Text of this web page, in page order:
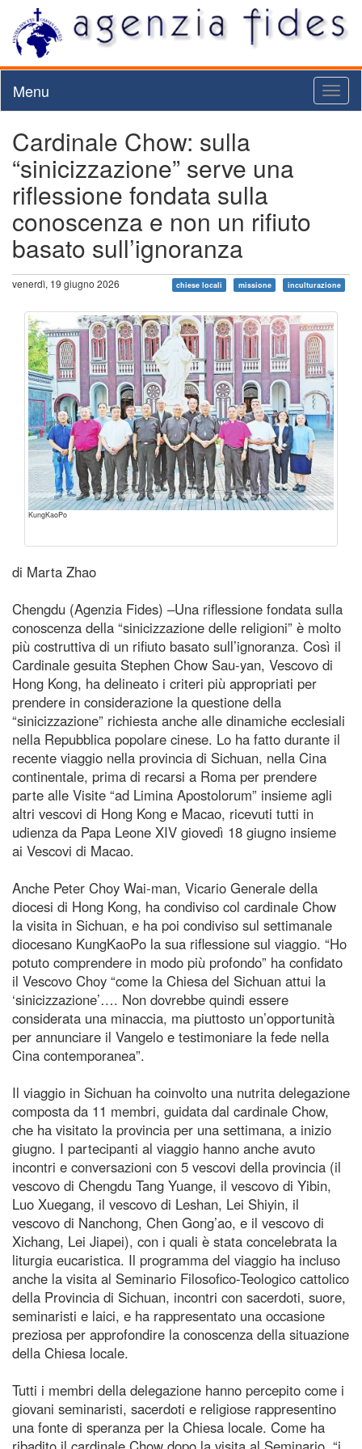
Menu
Cardinale Chow: sulla
“sinicizzazione” serve una
riflessione fondata sulla
conoscenza e non un rifiuto
basato sull’ignoranza
venerdì, 19 giugno 2026 chiese locali missione inculturazione
KungKaoPo
di Marta Zhao
Chengdu (Agenzia Fides) –Una riflessione fondata sulla
conoscenza della “sinicizzazione delle religioni” è molto
più costruttiva di un rifiuto basato sull’ignoranza. Così il
Cardinale gesuita Stephen Chow Sau-yan, Vescovo di
Hong Kong, ha delineato i criteri più appropriati per
prendere in considerazione la questione della
“sinicizzazione” richiesta anche alle dinamiche ecclesiali
nella Repubblica popolare cinese. Lo ha fatto durante il
recente viaggio nella provincia di Sichuan, nella Cina
continentale, prima di recarsi a Roma per prendere
parte alle Visite “ad Limina Apostolorum” insieme agli
altri vescovi di Hong Kong e Macao, ricevuti tutti in
udienza da Papa Leone XIV giovedì 18 giugno insieme
ai Vescovi di Macao.
Anche Peter Choy Wai-man, Vicario Generale della
diocesi di Hong Kong, ha condiviso col cardinale Chow
la visita in Sichuan, e ha poi condiviso sul settimanale
diocesano KungKaoPo la sua riflessione sul viaggio. “Ho
potuto comprendere in modo più profondo” ha confidato
il Vescovo Choy “come la Chiesa del Sichuan attui la
‘sinicizzazione’…. Non dovrebbe quindi essere
considerata una minaccia, ma piuttosto un’opportunità
per annunciare il Vangelo e testimoniare la fede nella
Cina contemporanea”.
Il viaggio in Sichuan ha coinvolto una nutrita delegazione
composta da 11 membri, guidata dal cardinale Chow,
che ha visitato la provincia per una settimana, a inizio
giugno. I partecipanti al viaggio hanno anche avuto
incontri e conversazioni con 5 vescovi della provincia (il
vescovo di Chengdu Tang Yuange, il vescovo di Yibin,
Luo Xuegang, il vescovo di Leshan, Lei Shiyin, il
vescovo di Nanchong, Chen Gong’ao, e il vescovo di
Xichang, Lei Jiapei), con i quali è stata concelebrata la
liturgia eucaristica. Il programma del viaggio ha incluso
anche la visita al Seminario Filosofico-Teologico cattolico
della Provincia di Sichuan, incontri con sacerdoti, suore,
seminaristi e laici, e ha rappresentato una occasione
preziosa per approfondire la conoscenza della situazione
della Chiesa locale.
Tutti i membri della delegazione hanno percepito come i
giovani seminaristi, sacerdoti e religiose rappresentino
una fonte di speranza per la Chiesa locale. Come ha